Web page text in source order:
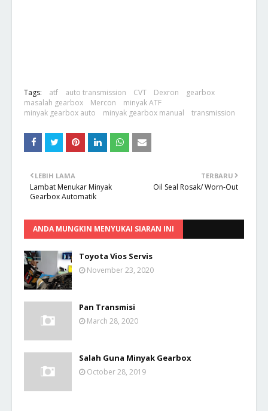
Tags: atf auto transmission CVT Dexron
gearbox
masalah gearbox
Mercon
minyak ATF
minyak gearbox auto
minyak gearbox manual transmission
TERBARU
Oil Seal Rosak/ Worn-Out
LEBIH LAMA
Lambat Menukar Minyak
Gearbox Automatik
ANDA MUNGKIN MENYUKAI SIARAN INI
Toyota Vios Servis
November 23, 2020
Pan Transmisi
March 28, 2020
Salah Guna Minyak Gearbox
October 28, 2019